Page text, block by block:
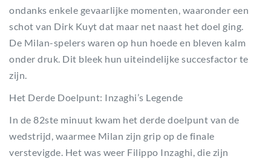
ondanks enkele gevaarlijke momenten, waaronder een
schot van Dirk Kuyt dat maar net naast het doel ging.
De Milan-spelers waren op hun hoede en bleven kalm
onder druk. Dit bleek hun uiteindelijke succesfactor te
zijn.
Het Derde Doelpunt: Inzaghi’s Legende
In de 82ste minuut kwam het derde doelpunt van de
wedstrijd, waarmee Milan zijn grip op de finale
verstevigde. Het was weer Filippo Inzaghi, die zijn